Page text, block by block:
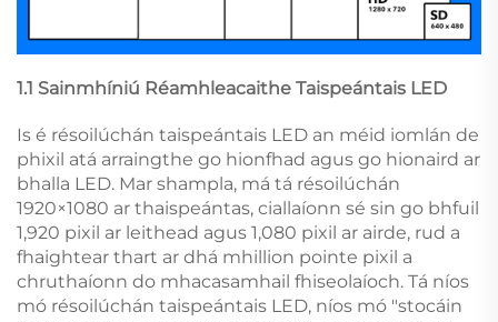
1.1 Sainmhíniú Réamhleacaithe Taispeántais LED
Is é résoilúchán taispeántais LED an méid iomlán de
phixil atá arraingthe go hionfhad agus go hionaird ar
bhalla LED. Mar shampla, má tá résoilúchán
1920×1080 ar thaispeántas, ciallaíonn sé sin go bhfuil
1,920 pixil ar leithead agus 1,080 pixil ar airde, rud a
fhaightear thart ar dhá mhillion pointe pixil a
chruthaíonn do mhacasamhail fhiseolaíoch. Tá níos
mó résoilúchán taispeántais LED, níos mó "stocáin